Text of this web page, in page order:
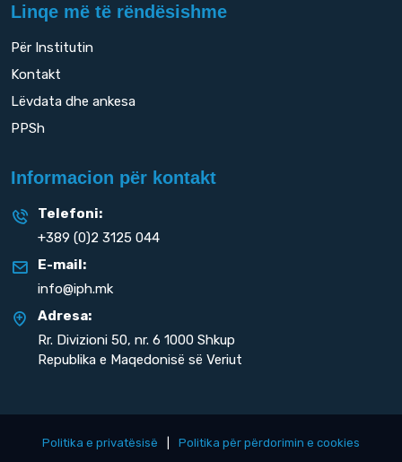
Linqe më të rëndësishme
Për Institutin
Kontakt
Lëvdata dhe ankesa
PPSh
Informacion për kontakt
Telefoni:
+389 (0)2 3125 044
E-mail:
info@iph.mk
Adresa:
Rr. Divizioni 50, nr. 6 1000 Shkup
Republika e Maqedonisë së Veriut
Politika e privatësisë Politika për përdorimin e cookies